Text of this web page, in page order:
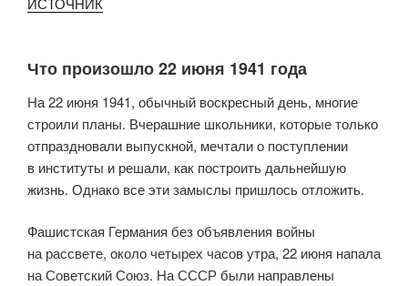
Что произошло 22 июня 1941 года
На 22 июня 1941, обычный воскресный день, многие
строили планы. Вчерашние школьники, которые только
отпраздновали выпускной, мечтали о поступлении
в институты и решали, как построить дальнейшую
жизнь. Однако все эти замыслы пришлось отложить.
Фашистская Германия без объявления войны
на рассвете, около четырех часов утра, 22 июня напала
на Советский Союз. На СССР были направлены